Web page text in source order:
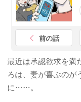
前の話
最近は承認欲求を満
ろは、妻が喜ぶのが
に……。